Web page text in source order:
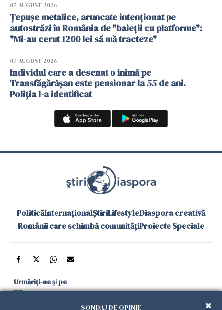
07 AUGUST 2026
Țepușe metalice, aruncate intenționat pe
autostrăzi în România de "baieții cu platforme":
"Mi-au cerut 1200 lei să mă tracteze"
07 AUGUST 2026
Individul care a desenat o inimă pe
Transfăgărășan este pensionar la 55 de ani.
Poliția l-a identificat
PoliticăInternaționalȘtiriLifestyleDiaspora creativă
Românii care schimbă comunitățiProiecte Speciale
Urmăriți-ne și pe
SONDAJ DE OPINIE